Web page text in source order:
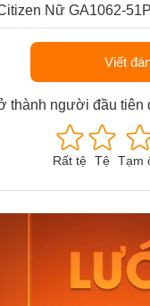
Nữ GA1062-51P
Viết
thành người đầu tiên
Rất tệ Tệ Tạm